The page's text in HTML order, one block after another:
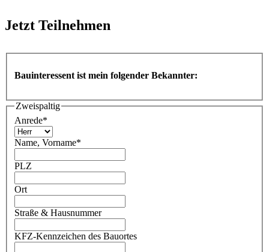
Jetzt Teilnehmen
Bauinteressent ist mein folgender Bekannter:
Zweispaltig
Anrede*
Name, Vorname*
PLZ
Ort
Straße & Hausnummer
KFZ-Kennzeichen des Bauortes